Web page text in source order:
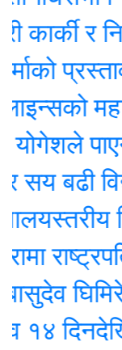
र
प्रस्ताव-
पाएनन्
घिमिरे